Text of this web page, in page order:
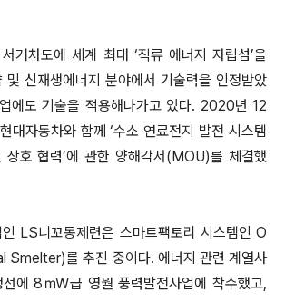
거차도에 세계 최대 ‘직류 에너지 자립섬’을
및 신재생에너지 분야에서 기술력을 인정받았
에도 기술을 적용해나가고 있다. 2020년 12
대자동차와 함께 ‘수소 연료전지 발전 시스템
호 협력’에 관한 양해각서(MOU)를 체결했
LS니꼬동제련은 스마트팩토리 시스템인 O
를 추진 중이다. 에너지 관련 계열사
선에 8㎽급 영월 풍력발전사업에 착수했고,